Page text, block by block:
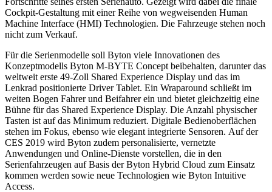
Cockpit-Gestaltung mit einer Reihe von wegweisenden Human
Machine Interface (HMI) Technologien. Die Fahrzeuge stehen noch
nicht zum Verkauf.
Für die Serienmodelle soll Byton viele Innovationen des
Konzeptmodells Byton M-BYTE Concept beibehalten, darunter das
weltweit erste 49-Zoll Shared Experience Display und das im
Lenkrad positionierte Driver Tablet. Ein Wraparound schließt im
weiten Bogen Fahrer und Beifahrer ein und bietet gleichzeitig eine
Bühne für das Shared Experience Display. Die Anzahl physischer
Tasten ist auf das Minimum reduziert. Digitale Bedienoberflächen
stehen im Fokus, ebenso wie elegant integrierte Sensoren. Auf der
CES 2019 wird Byton zudem personalisierte, vernetzte
Anwendungen und Online-Dienste vorstellen, die in den
Serienfahrzeugen auf Basis der Byton Hybrid Cloud zum Einsatz
kommen werden sowie neue Technologien wie Byton Intuitive
Access.